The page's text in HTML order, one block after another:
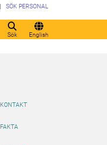
Sök English
SÖK PERSONAL
KONTAKT
FAKTA